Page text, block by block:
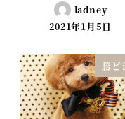
ladney
2021年1月5日
勝ど